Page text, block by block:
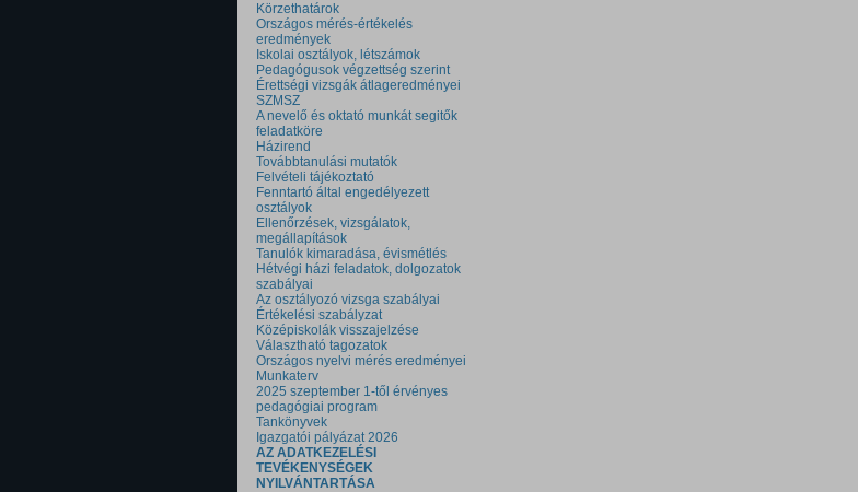
Körzethatárok
Országos mérés-értékelés
eredmények
Iskolai osztályok, létszámok
Pedagógusok végzettség szerint
Érettségi vizsgák átlageredményei
SZMSZ
A nevelő és oktató munkát segitők
feladatköre
Házirend
Továbbtanulási mutatók
Felvételi tájékoztató
Fenntartó által engedélyezett
osztályok
Ellenőrzések, vizsgálatok,
megállapítások
Tanulók kimaradása, évismétlés
Hétvégi házi feladatok, dolgozatok
szabályai
Az osztályozó vizsga szabályai
Értékelési szabályzat
Középiskolák visszajelzése
Választható tagozatok
Országos nyelvi mérés eredményei
Munkaterv
2025 szeptember 1-től érvényes
pedagógiai program
Tankönyvek
Igazgatói pályázat 2026
AZ ADATKEZELÉSI
TEVÉKENYSÉGEK
NYILVÁNTARTÁSA